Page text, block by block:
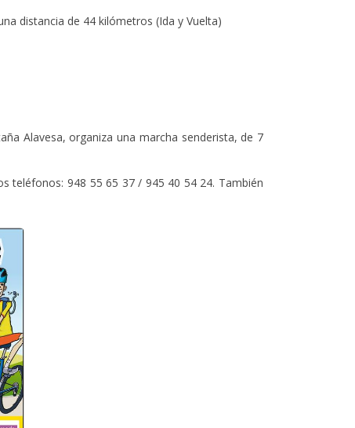
distancia de 44 kilómetros (Ida y Vuelta)
Alavesa, organiza una marcha senderista, de 7
teléfonos: 948 55 65 37 / 945 40 54 24. También